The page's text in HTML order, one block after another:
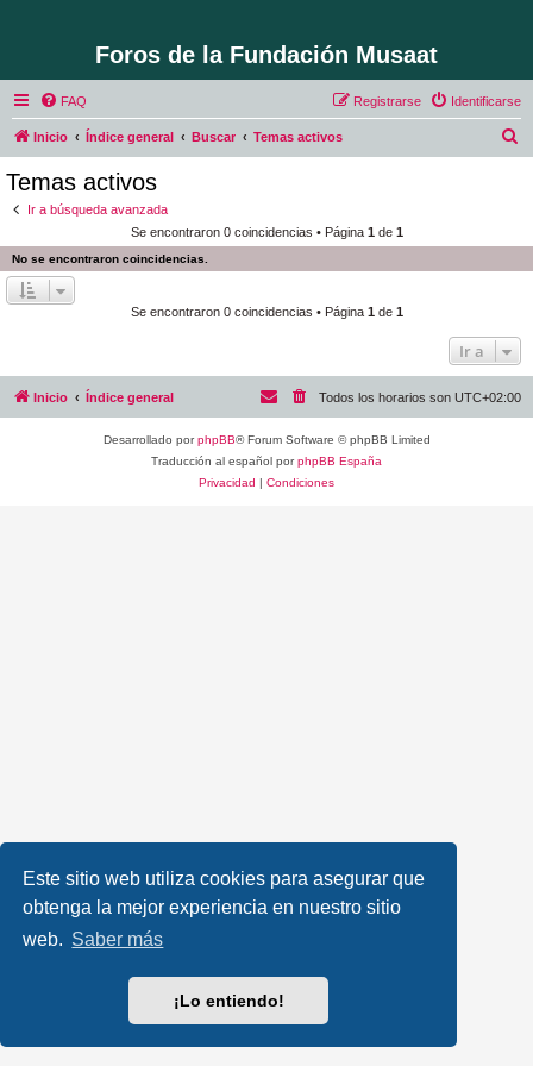
Este sitio web utiliza cookies para asegurar que
obtenga la mejor experiencia en nuestro sitio
web. Saber más
¡Lo entiendo!
Foros de la Fundación Musaat
FAQ Identificarse
Registrarse
Inicio Índice general Buscar Temas activos
a
Temas activos
Ir a búsqueda avanzada
Se encontraron 0 coincidencias • Página 1 de 1
No se encontraron coincidencias.
Se encontraron 0 coincidencias • Página 1 de 1
Ir a
Inicio Índice general Todos los horarios son UTC+02:00
Desarrollado porphpBB® Forum Software © phpBB Limited
Traducción al español porphpBB España
Privacidad | Condiciones